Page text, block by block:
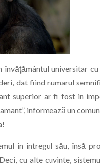
universitar
dat fiind numarul
superior ar fi fost in
informează un
în întregul său, însă
cu alte cuvinte,